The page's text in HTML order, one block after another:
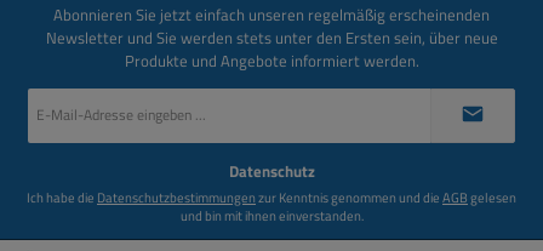
Abonnieren Sie jetzt einfach unseren regelmäßig erscheinenden
Newsletter und Sie werden stets unter den Ersten sein, über neue
Produkte und Angebote informiert werden.
Mail-
Datenschutz
Ich habe die Datenschutzbestimmungenzur Kenntnis genommen und dieAGBgelesen
und bin mit ihnen einverstanden.